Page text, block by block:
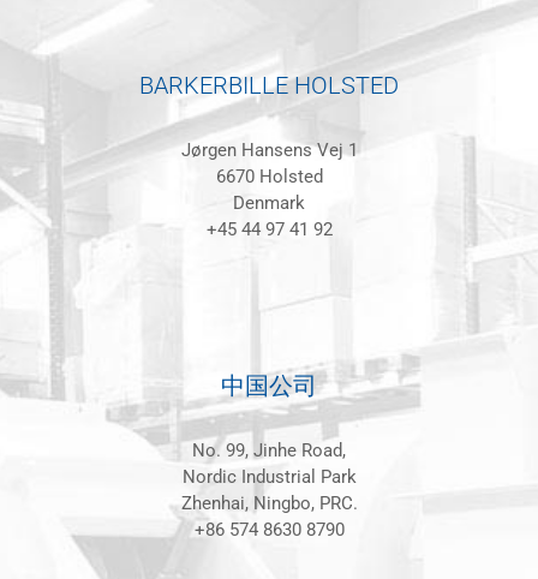
BARKERBILLE HOLSTED
Jørgen Hansens Vej 1
6670 Holsted
Denmark
+45 44 97 41 92
中国公司
No. 99, Jinhe Road,
Nordic Industrial Park
Zhenhai, Ningbo, PRC.
+86 574 8630 8790